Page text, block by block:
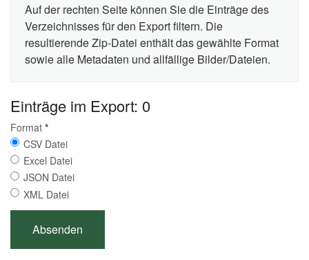
Auf der rechten Seite können Sie die Einträge des
Verzeichnisses für den Export filtern. Die
resultierende Zip-Datei enthält das gewählte Format
sowie alle Metadaten und allfällige Bilder/Dateien.
Einträge im Export: 0
Format *
CSV Datei
Excel Datei
JSON Datei
XML Datei